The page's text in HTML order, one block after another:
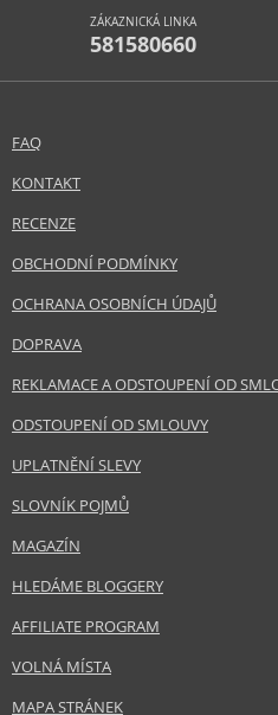
ZÁKAZNICKÁ LINKA
581580660
FAQ
KONTAKT
RECENZE
OBCHODNÍ PODMÍNKY
OCHRANA OSOBNÍCH ÚDAJŮ
DOPRAVA
REKLAMACE A ODSTOUPENÍ OD
ODSTOUPENÍ OD SMLOUVY
UPLATNĚNÍ SLEVY
SLOVNÍK POJMŮ
MAGAZÍN
HLEDÁME BLOGGERY
AFFILIATE PROGRAM
VOLNÁ MÍSTA
MAPA STRÁNEK